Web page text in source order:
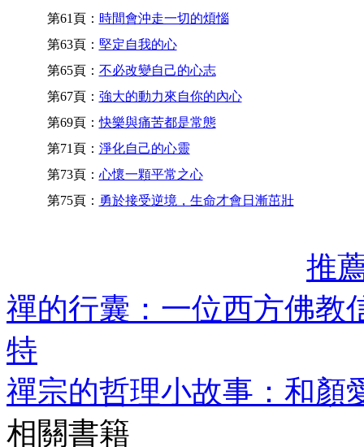
第61頁： 時間會沖走一切的煩惱
第63頁： 堅定自我的心
第65頁： 不必改變自己的心志
第67頁： 強大的動力來自你的內心
第69頁：快樂與痛苦都是常態
第71頁： 淨化自己的心靈
第73頁： 心懷一顆平常之心
第75頁： 勇於接受逆境，生命才會日漸茁壯
推
禪的行囊：一位西方佛
特
禪宗的哲理小故事：和
相關書籍